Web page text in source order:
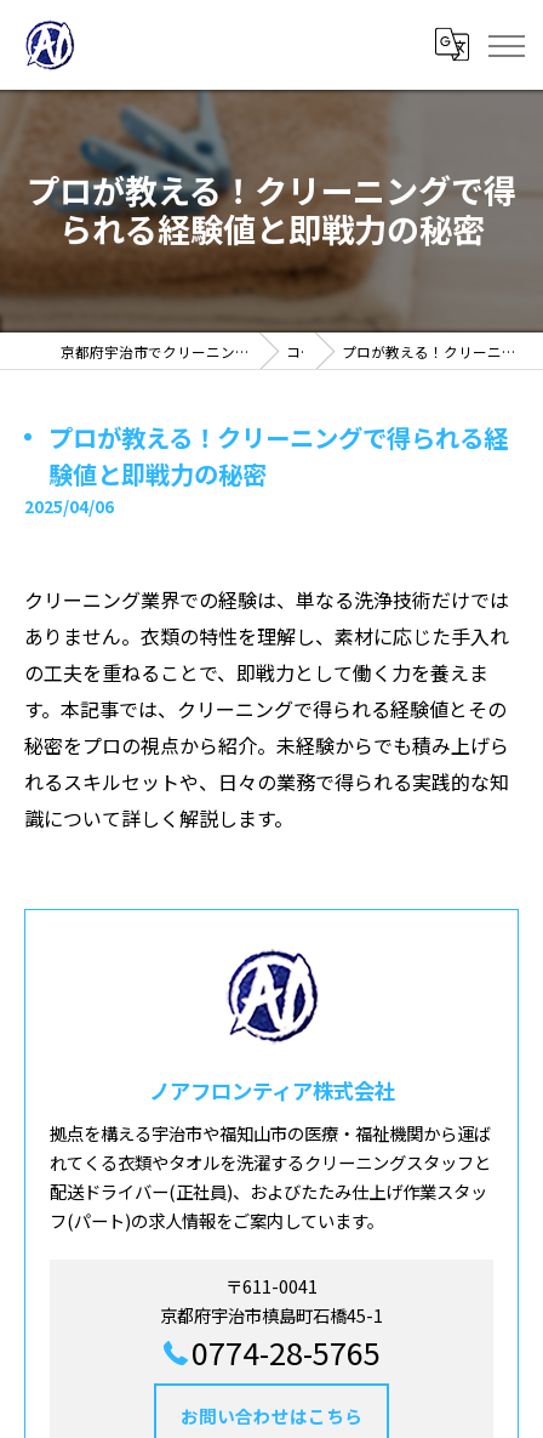
プロが教える！クリーニングで得
られる経験値と即戦力の秘密
京都府宇治市でクリーニングの求人ならノアフロンティア株式会社 コラム プロが教える！クリーニングで得られる経験値と即戦力の秘密
プロが教える！クリーニングで得られる経
験値と即戦力の秘密
2025/04/06
クリーニング業界での経験は、単なる洗浄技術だけでは
ありません。衣類の特性を理解し、素材に応じた手入れ
の工夫を重ねることで、即戦力として働く力を養えま
す。本記事では、クリーニングで得られる経験値とその
秘密をプロの視点から紹介。未経験からでも積み上げら
れるスキルセットや、日々の業務で得られる実践的な知
識について詳しく解説します。
ノアフロンティア株式会社
拠点を構える宇治市や福知山市の医療・福祉機関から運ば
れてくる衣類やタオルを洗濯するクリーニングスタッフと
配送ドライバー(正社員)、およびたたみ仕上げ作業スタッ
フ(パート)の求人情報をご案内しています。
〒611-0041
京都府宇治市槙島町石橋45-1
0774-28-5765
お問い合わせはこちら